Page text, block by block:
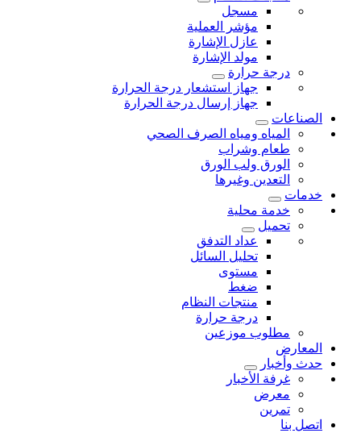
مسجل
مؤشر العملية
عازل الإشارة
مولد الإشارة
درجة حرارة
جهاز استشعار درجة الحرارة
جهاز إرسال درجة الحرارة
الصناعات
المياه ومياه الصرف الصحي
طعام وشراب
الورق ولب الورق
التعدين وغيرها
خدمات
خدمة محلية
تحميل
عداد التدفق
تحليل السائل
مستوى
ضغط
منتجات النظام
درجة حرارة
مطلوب موزعين
المعارض
حدث وأخبار
غرفة الأخبار
معرض
تمرين
اتصل بنا